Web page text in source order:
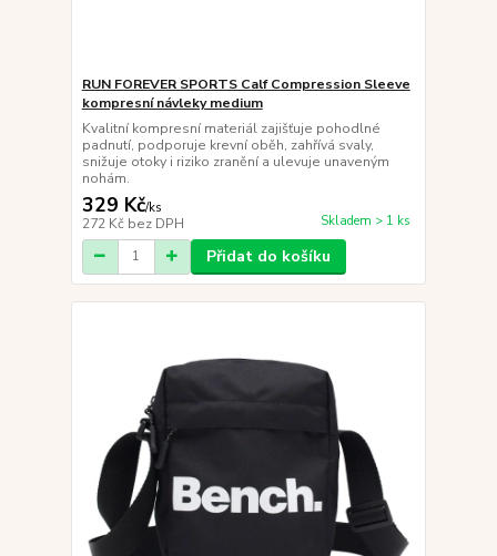
RUN FOREVER SPORTS Calf Compression Sleeve
kompresní návleky medium
Kvalitní kompresní materiál zajišťuje pohodlné
padnutí, podporuje krevní oběh, zahřívá svaly,
snižuje otoky i riziko zranění a ulevuje unaveným
nohám.
329 Kč/ks
272 Kč bez DPH Skladem > 1 ks
Přidat do košíku